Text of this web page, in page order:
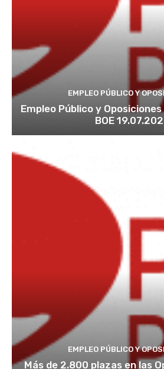
EMPLEO PÚBLICO Y
Empleo Público y
BOE
EMPLEO PÚBLICO Y
Más de 2.800 plazas en las